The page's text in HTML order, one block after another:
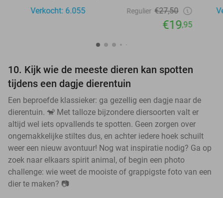
Verkocht: 6.055
Regulier €27,50
€19,95
10. Kijk wie de meeste dieren kan spotten
tijdens een dagje dierentuin
Een beproefde klassieker: ga gezellig een dagje naar de
dierentuin. 🐒 Met talloze bijzondere diersoorten valt er
altijd wel iets opvallends te spotten. Geen zorgen over
ongemakkelijke stiltes dus, en achter iedere hoek schuilt
weer een nieuw avontuur! Nog wat inspiratie nodig? Ga op
zoek naar elkaars spirit animal, of begin een photo
challenge: wie weet de mooiste of grappigste foto van een
dier te maken? 📷